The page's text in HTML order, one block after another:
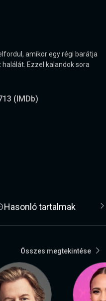
amikor egy régi barátja
Ezzel kalandok sora
(IMDb)
Hasonló tartalmak
Összes megtekintése